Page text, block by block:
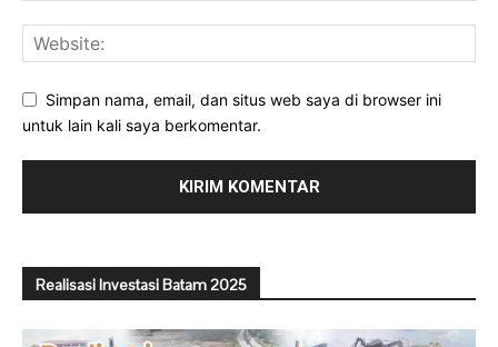
Simpan nama, email, dan situs web saya di browser ini
untuk lain kali saya berkomentar.
Realisasi Investasi Batam 2025